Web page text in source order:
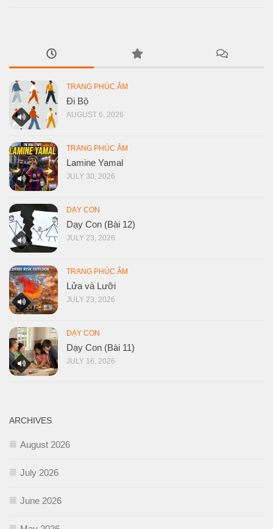
TRANG PHÚC ÂM
Đi Bộ
AUGUST 6, 2026
TRANG PHÚC ÂM
Lamine Yamal
JULY 30, 2026
DẠY CON
Dạy Con (Bài 12)
JULY 23, 2026
TRANG PHÚC ÂM
Lửa và Lưỡi
JULY 23, 2026
DẠY CON
Dạy Con (Bài 11)
JULY 16, 2026
ARCHIVES
August 2026
July 2026
June 2026